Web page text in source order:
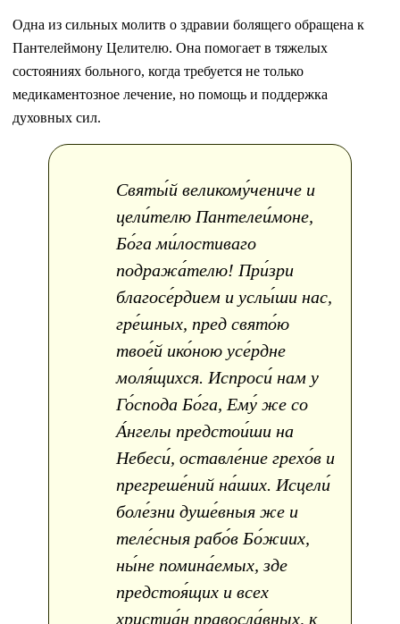
Одна из сильных молитв о здравии болящего обращена к
Пантелеймону Целителю. Она помогает в тяжелых
состояниях больного, когда требуется не только
медикаментозное лечение, но помощь и поддержка
духовных сил.
Святы́й великому́чениче и
цели́телю Пантелеи́моне,
Бо́га ми́лостиваго
подража́телю! При́зри
благосе́рдием и услы́ши нас,
гре́шных, пред свято́ю
твое́й ико́ною усе́рдне
моля́щихся. Испроси́ нам у
Го́спода Бо́га, Ему́ же со
А́нгелы предстои́ши на
Небеси́, оставле́ние грехо́в и
прегреше́ний на́ших. Исцели́
боле́зни душе́вныя же и
теле́сныя рабо́в Бо́жиих,
ны́не помина́емых, зде
предстоя́щих и всех
христиа́н правосла́вных, к